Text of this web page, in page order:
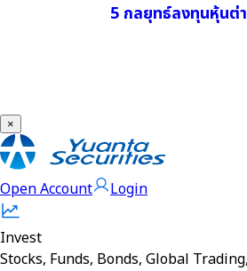
5 กลยุทธ์ลงทุนหุ้นต่
×
Open Account Login
Invest
Stocks, Funds, Bonds, Global